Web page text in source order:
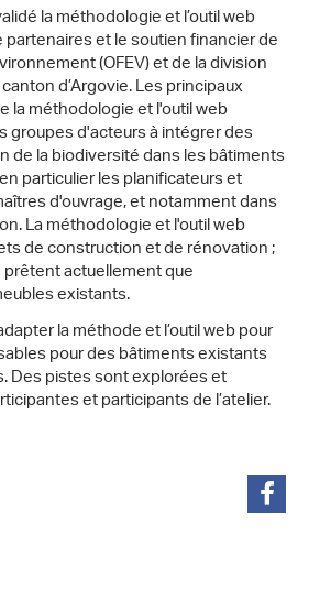
la méthodologie et l’outil web
et le soutien financier de
(OFEV) et de la division
d’Argovie. Les principaux
la méthodologie et l'outil web
d'acteurs à intégrer des
de la biodiversité dans les bâtiments
particulier les planificateurs et
d'ouvrage, et notamment dans
La méthodologie et l'outil web
de construction et de rénovation ;
actuellement que
existants.
la méthode et l’outil web pour
pour des bâtiments existants
Des pistes sont explorées et
et participants de l’atelier.